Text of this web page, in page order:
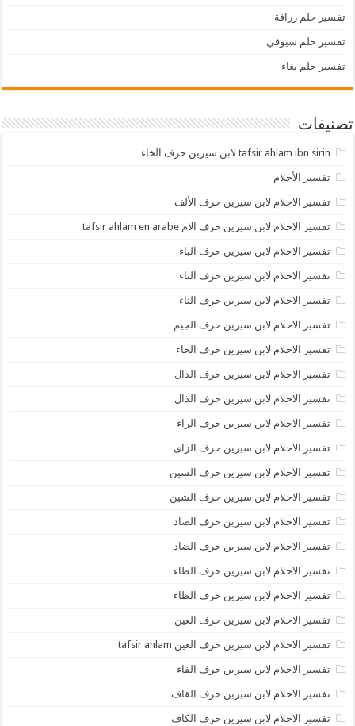
تفسير حلم زرافة
تفسير حلم سيوفي
تفسير حلم بغاء
تصنيفات
tafsir ahlam ibn sirin لابن سيرين حرف الخاء
تفسير الأحلام
تفسير الاحلام لابن سيرين حرف الألف
تفسير الاحلام لابن سيرين حرف الام tafsir ahlam en arabe
تفسير الاحلام لابن سيرين حرف الباء
تفسير الاحلام لابن سيرين حرف التاء
تفسير الاحلام لابن سيرين حرف الثاء
تفسير الاحلام لابن سيرين حرف الجيم
تفسير الاحلام لابن سيرين حرف الحاء
تفسير الاحلام لابن سيرين حرف الدال
تفسير الاحلام لابن سيرين حرف الذال
تفسير الاحلام لابن سيرين حرف الراء
تفسير الاحلام لابن سيرين حرف الزاى
تفسير الاحلام لابن سيرين حرف السين
تفسير الاحلام لابن سيرين حرف الشين
تفسير الاحلام لابن سيرين حرف الصاد
تفسير الاحلام لابن سيرين حرف الضاد
تفسير الاحلام لابن سيرين حرف الطاء
تفسير الاحلام لابن سيرين حرف الظاء
تفسير الاحلام لابن سيرين حرف العين
تفسير الاحلام لابن سيرين حرف الغين tafsir ahlam
تفسير الاحلام لابن سيرين حرف الفاء
تفسير الاحلام لابن سيرين حرف القاف
تفسير الاحلام لابن سيرين حرف الكاف